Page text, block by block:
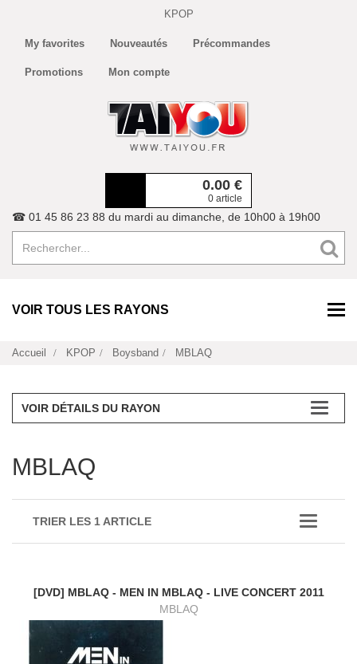
KPOP
My favorites Nouveautés Précommandes
Promotions Mon compte
0.00 €
0 article
☎ 01 45 86 23 88 du mardi au dimanche, de 10h00 à 19h00
VOIR TOUS LES RAYONS
Accueil KPOP Boysband MBLAQ
VOIR DÉTAILS DU RAYON
MBLAQ
TRIER LES 1 ARTICLE
[DVD] MBLAQ - MEN IN MBLAQ - LIVE CONCERT 2011
MBLAQ